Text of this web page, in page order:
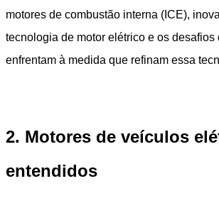
motores de combustão interna (ICE),
tecnologia de motor elétrico e os desafios
enfrentam à medida que refinam essa
2. Motores de veículos
entendidos